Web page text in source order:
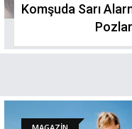
Komşuda Sarı